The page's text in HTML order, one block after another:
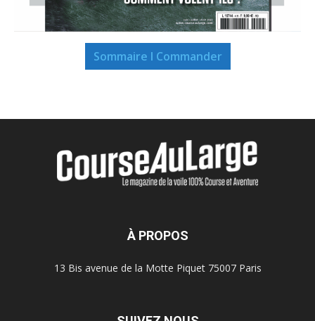
Sommaire I Commander
À PROPOS
13 Bis avenue de la Motte Piquet 75007 Paris